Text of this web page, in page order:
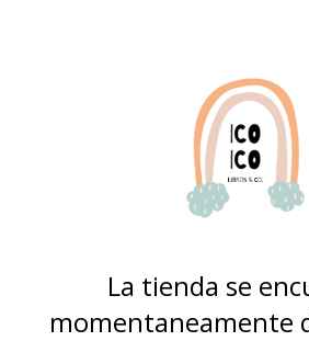
La tienda se
momentaneamente